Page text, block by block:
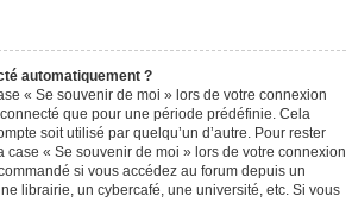
automatiquement ?
« Se souvenir de moi » lors de votre connexion
que pour une période prédéfinie. Cela
soit utilisé par quelqu’un d’autre. Pour rester
case « Se souvenir de moi » lors de votre connexion
si vous accédez au forum depuis un
librairie, un cybercafé, une université, etc. Si vous